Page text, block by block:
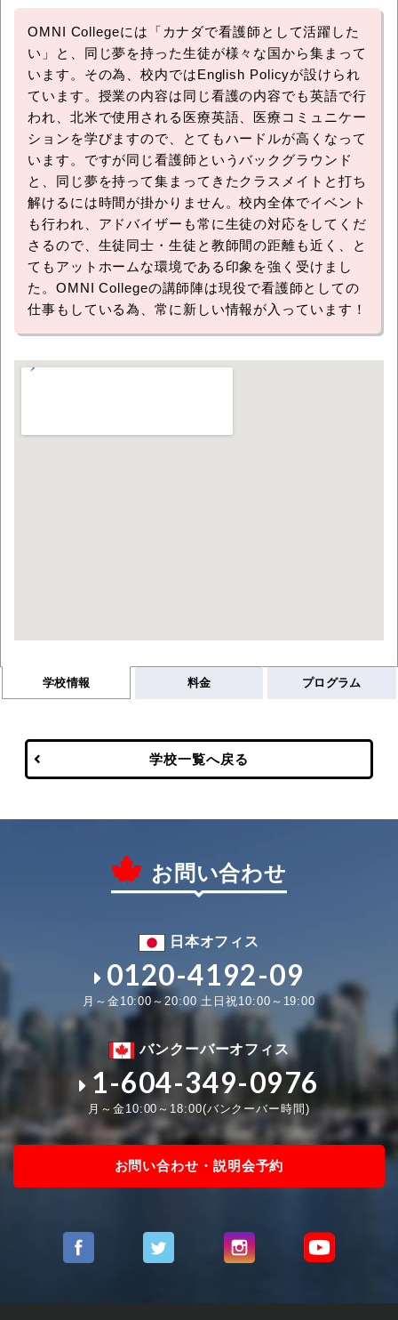
OMNI Collegeには「カナダで看護師として活躍した
い」と、同じ夢を持った生徒が様々な国から集まって
います。その為、校内ではEnglish Policyが設けられ
ています。授業の内容は同じ看護の内容でも英語で行
われ、北米で使用される医療英語、医療コミュニケー
ションを学びますので、とてもハードルが高くなって
います。ですが同じ看護師というバックグラウンド
と、同じ夢を持って集まってきたクラスメイトと打ち
解けるには時間が掛かりません。校内全体でイベント
も行われ、アドバイザーも常に生徒の対応をしてくだ
さるので、生徒同士・生徒と教師間の距離も近く、と
てもアットホームな環境である印象を強く受けまし
た。OMNI Collegeの講師陣は現役で看護師としての
仕事もしている為、常に新しい情報が入っています！
学校情報 料金 プログラム
学校一覧へ戻る
お問い合わせ
日本オフィス
0120-4192-09
月～金10:00～20:00 土日祝10:00～19:00
バンクーバーオフィス
1-604-349-0976
月～金10:00～18:00(バンクーバー時間)
お問い合わせ・説明会予約